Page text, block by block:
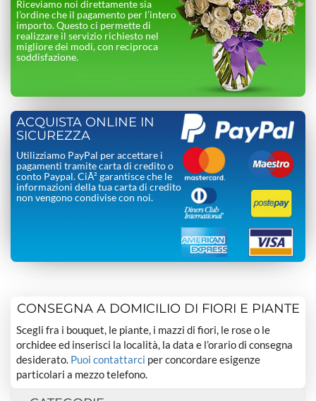
Riceviamo noi direttamente sia
l’ordine che il pagamento per l’intero
importo. Questo ci permette di
realizzare il servizio richiesto nel
migliore dei modi, con reciproca
soddisfazione.
ACQUISTA ONLINE IN
SICUREZZA
Utilizziamo PayPal per accettare i
pagamenti tramite carta di credito o
conto Paypal. CiÃ² garantisce che le
informazioni della tua carta di credito
non vengono condivise con noi.
CONSEGNA A DOMICILIO DI FIORI E PIANTE
Scegli fra i bouquet, le piante, i mazzi di fiori, le rose o le
orchidee ed inserisci la località, la data e l’orario di consegna
desiderato. Puoi contattarci per concordare esigenze
particolari a mezzo telefono.